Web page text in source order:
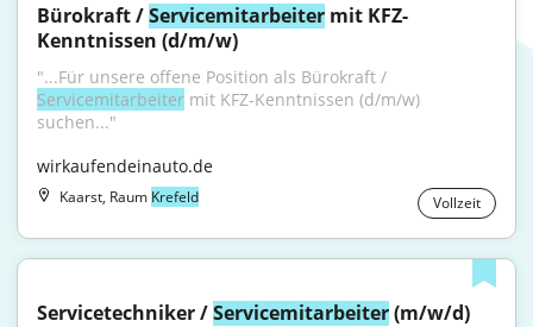
Bürokraft / Servicemitarbeiter mit KFZ-
Kenntnissen (d/m/w)
Servicemitarbeiter mit KFZ-Kenntnissen (d/m/w)
suchen..."
wirkaufendeinauto.de
Kaarst, Raum Krefeld Vollzeit
Servicetechniker / Servicemitarbeiter (m/w/d)